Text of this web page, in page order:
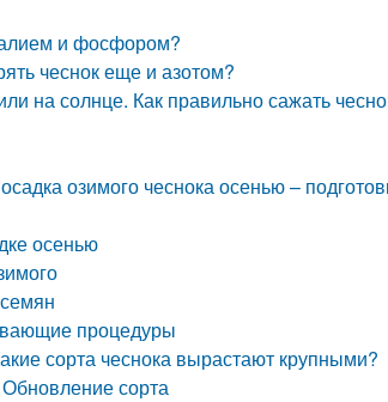
и фосфором?
чеснок еще и азотом?
на солнце. Как правильно сажать
озимого чеснока осенью –
осенью
процедуры
сорта чеснока вырастают крупными?
сорта